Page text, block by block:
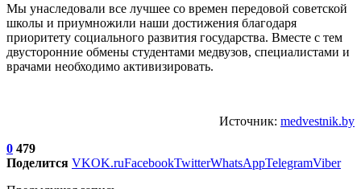
Мы унаследовали все лучшее со времен передовой советской
школы и приумножили наши достижения благодаря
приоритету социального развития государства. Вместе с тем
двусторонние обмены студентами медвузов, специалистами и
врачами необходимо активизировать.
Источник: medvestnik.by
0 479
Поделится VKOK.ruFacebookTwitterWhatsAppTelegramViber